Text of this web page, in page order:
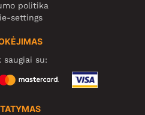
politika
settings
saugiai su: